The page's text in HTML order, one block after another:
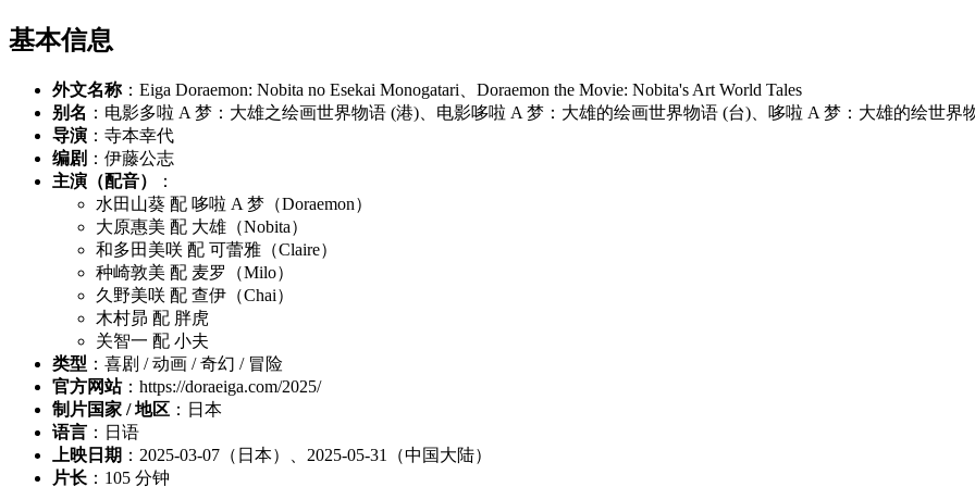
基本信息
外文名称：Eiga Doraemon: Nobita no Esekai Monogatari、Doraemon the Movie: Nobita's Art World Tales
别名 ：电影多啦 A 梦：大雄之绘画世界物语 (港)、电影哆啦 A 梦：大雄的绘画世界物语 (台)、哆啦 A 梦：大雄的绘世界
导演 ：寺本幸代
编剧 ：伊藤公志
主演（配音）
：
水田山葵 配 哆啦 A 梦（Doraemon）
大原惠美 配 大雄（Nobita）
和多田美咲 配 可蕾雅（Claire）
种崎敦美 配 麦罗（Milo）
久野美咲 配 查伊（Chai）
木村昴 配 胖虎
关智一 配 小夫
类型 ：喜剧 / 动画 / 奇幻 / 冒险
官方网站：https://doraeiga.com/2025/
制片国家 / 地区 ：日本
语言 ：日语
上映日期 ：2025-03-07（日本）、2025-05-31（中国大陆）
片长 ：105 分钟